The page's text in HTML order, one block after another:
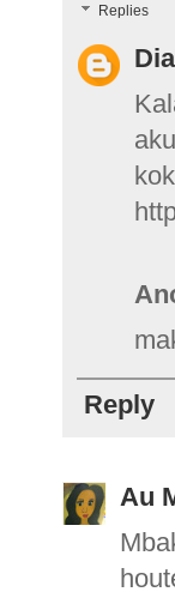
Replies
Reply
Au